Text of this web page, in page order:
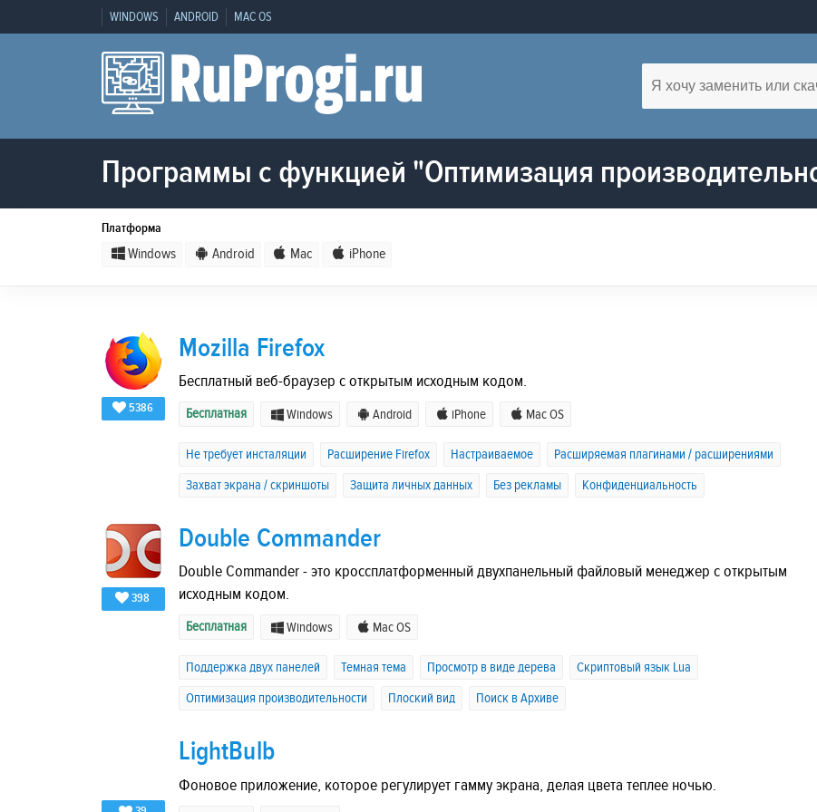
WINDOWS ANDROID MAC OS
Программы с функцией "Оптимизация
Платформа
Windows Android Mac iPhone
5386
Mozilla Firefox
Бесплатный веб-браузер с открытым исходным кодом.
Бесплатная Windows Android iPhone Mac OS
Не требует инсталяции Расширение Firefox Настраиваемое
Расширяемая плагинами / расширениями
Захват экрана / скриншоты
Защита личных данных Без рекламы Конфиденциальность
398
Double Commander
Double Commander - это кроссплатформенный двухпанельный файловый менеджер с открытым
исходным кодом.
Бесплатная Windows Mac OS
Поддержка двух панелей Темная тема Просмотр в виде дерева
Скриптовый язык Lua
Оптимизация производительности
Плоский вид Поиск в Архиве
LightBulb
Фоновое приложение, которое регулирует гамму экрана, делая цвета теплее ночью.